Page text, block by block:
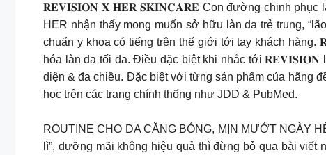
𝐑𝐄𝐕𝐈𝐒𝐈𝐎𝐍 𝐗 𝐇𝐄𝐑 𝐒𝐊𝐈𝐍𝐂𝐀𝐑𝐄 Con đường chinh phục
HER nhận thấy mong muốn sở hữu làn da trẻ trung,
chuẩn y khoa có tiếng trên thế giới tới tay khách
hóa làn da tối đa. Điều đặc biệt khi nhắc tới 𝐑𝐄𝐕𝐈𝐒𝐈𝐎𝐍
diện & đa chiều. Đặc biệt với từng sản phẩm của hãng
học trên các trang chính thống như JDD & PubMed.
ROUTINE CHO DA CĂNG BÓNG, MỊN MƯỚT NGÀY
lì”, dưỡng mãi không hiệu quả thì đừng bỏ qua bài